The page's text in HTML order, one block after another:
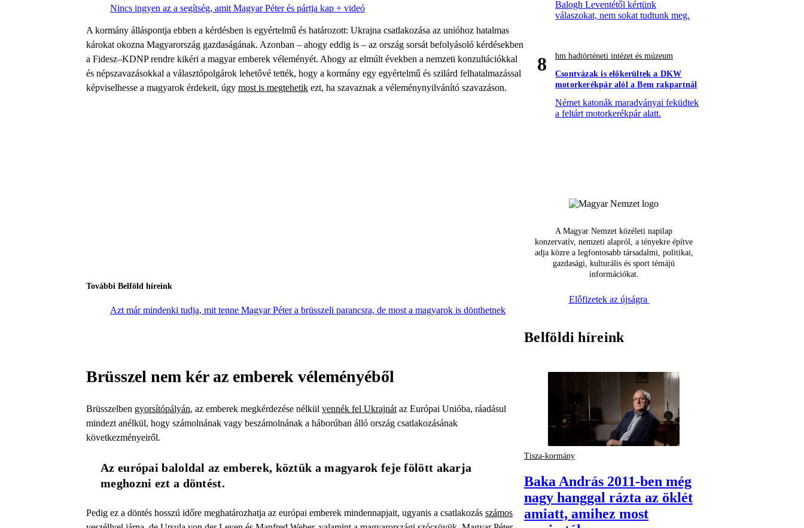
Nincs ingyen az a segítség, amit Magyar Péter és pártja kap + videó
A kormány álláspontja ebben a kérdésben is egyértelmű és határozott: Ukrajna csatlakozása az unióhoz hatalmas
károkat okozna Magyarország gazdaságának. Azonban – ahogy eddig is – az ország sorsát befolyásoló kérdésekben
a Fidesz–KDNP rendre kikéri a magyar emberek véleményét. Ahogy az elmúlt években a nemzeti konzultációkkal
és népszavazásokkal a választópolgárok lehetővé tették, hogy a kormány egy egyértelmű és szilárd felhatalmazással
képviselhesse a magyarok érdekeit, úgy most is megtehetik ezt, ha szavaznak a véleménynyilvánító szavazáson.
További Belföld híreink
Azt már mindenki tudja, mit tenne Magyar Péter a brüsszeli parancsra, de most a magyarok is dönthetnek
Brüsszel nem kér az emberek véleményéből
Brüsszelben gyorsítópályán, az emberek megkérdezése nélkül vennék fel Ukrajnát az Európai Unióba, ráadásul
mindezt anélkül, hogy számolnának vagy beszámolnának a háborúban álló ország csatlakozásának
következményeiről.
Az európai baloldal az emberek, köztük a magyarok feje fölött akarja
meghozni ezt a döntést.
Pedig ez a döntés hosszú időre meghatározhatja az európai emberek mindennapjait, ugyanis a csatlakozás számos
Balogh Leventétől kértünk
válaszokat, nem sokat tudtunk meg.
8
hm hadtörténeti intézet és múzeum
Csontvázak is előkerültek a DKW
motorkerékpár alól a Bem rakpartnál
Német katonák maradványai feküdtek
a feltárt motorkerékpár alatt.
A Magyar Nemzet közéleti napilap
konzervatív, nemzeti alapról, a tényekre építve
adja közre a legfontosabb társadalmi, politikai,
gazdasági, kulturális és sport témájú
információkat.
Előfizetek az újságra
Belföldi híreink
Tisza-kormány
Baka András 2011-ben még
nagy hanggal rázta az öklét
amiatt, amihez most